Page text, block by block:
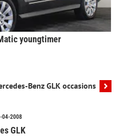
youngtimer
Benz GLK occasions
04-2008
GLK